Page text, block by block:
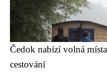
Čedok nabízí volná
cestování